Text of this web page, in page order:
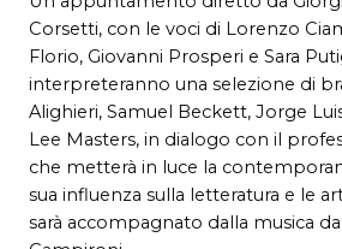
Corsetti, con le voci di Lorenzo
Florio, Giovanni Prosperi e Sara
interpreteranno una selezione di
Alighieri, Samuel Beckett, Jorge
Lee Masters, in dialogo con il
che metterà in luce la
sua influenza sulla letteratura e le
sarà accompagnato dalla musica